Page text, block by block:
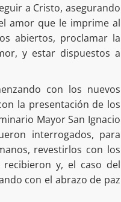
a Cristo, asegurando
amor que le imprime al
abiertos, proclamar la
y estar dispuestos a
con los nuevos
la presentación de los
Mayor San Ignacio
interrogados, para
revestirlos con los
y, el caso del
con el abrazo de paz